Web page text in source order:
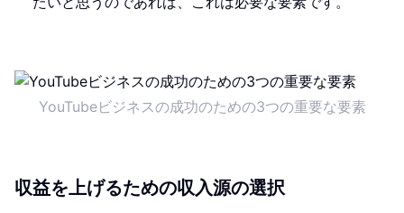
YouTubeビジネスの成功のための3つの重要な要素
収益を上げるための収入源の選択